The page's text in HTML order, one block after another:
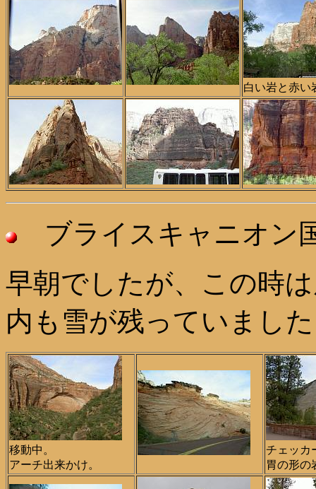
白い岩と赤い
ブライスキャニオン
早朝でしたが、この時
内も雪が残っていまし
移動中。
アーチ出来かけ。
チェッカ
胃の形の